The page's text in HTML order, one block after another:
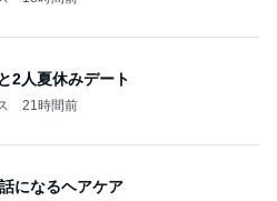
2人夏休みデート
21時間前
になるヘアケア